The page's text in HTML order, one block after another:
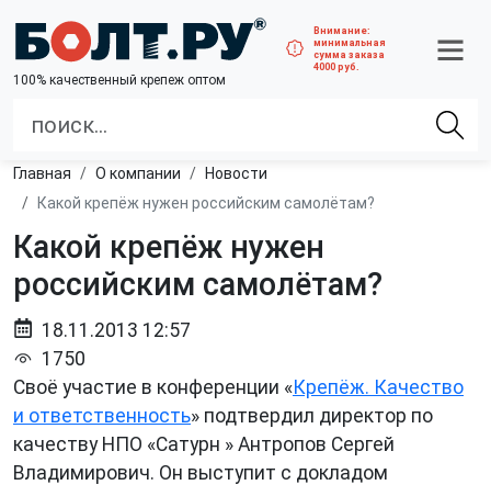
100% качественный крепеж оптом
Внимание:
минимальная
сумма заказа
4000 руб.
Главная О компании
Новости
Какой крепёж нужен российским самолётам?
Какой крепёж нужен
российским самолётам?
18.11.2013 12:57
1750
Своё участие в конференции «Крепёж. Качество
и ответственность» подтвердил директор по
качеству НПО «Сатурн » Антропов Сергей
Владимирович. Он выступит с докладом